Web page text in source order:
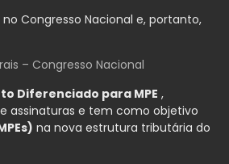
Congresso Nacional e, portanto,
– Congresso Nacional
Diferenciado para MPE ,
assinaturas e tem como objetivo
na nova estrutura tributária do